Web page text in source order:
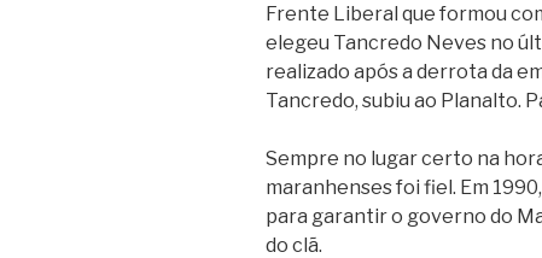
Frente Liberal que formou
elegeu Tancredo Neves no
realizado após a derrota da
Tancredo, subiu ao Planalto.
Sempre no lugar certo na
maranhenses foi fiel. Em
para garantir o governo do
do clã.